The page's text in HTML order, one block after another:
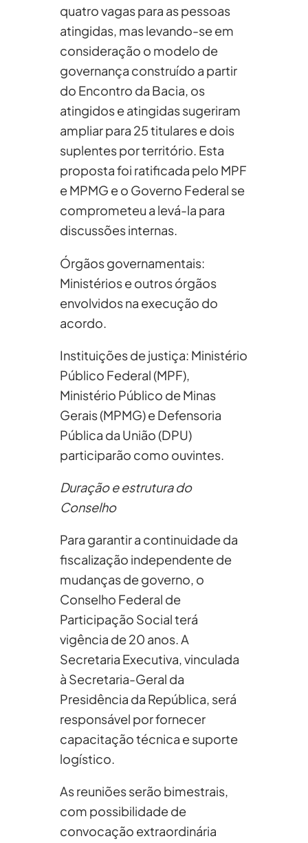
quatro vagas para as pessoas
atingidas, mas levando-se em
consideração o modelo de
governança construído a partir
do Encontro da Bacia, os
atingidos e atingidas sugeriram
ampliar para 25 titulares e dois
suplentes por território. Esta
proposta foi ratificada pelo MPF
e MPMG e o Governo Federal se
comprometeu a levá-la para
discussões internas.
Órgãos governamentais:
Ministérios e outros órgãos
envolvidos na execução do
acordo.
Instituições de justiça: Ministério
Público Federal (MPF),
Ministério Público de Minas
Gerais (MPMG) e Defensoria
Pública da União (DPU)
participarão como ouvintes.
Duração e estrutura do
Conselho
Para garantir a continuidade da
fiscalização independente de
mudanças de governo, o
Conselho Federal de
Participação Social terá
vigência de 20 anos. A
Secretaria Executiva, vinculada
à Secretaria-Geral da
Presidência da República, será
responsável por fornecer
capacitação técnica e suporte
logístico.
As reuniões serão bimestrais,
com possibilidade de
convocação extraordinária